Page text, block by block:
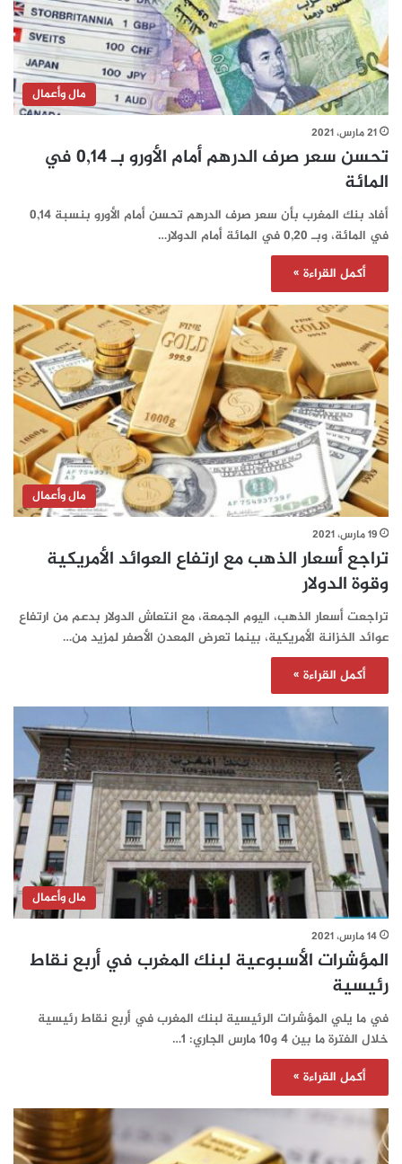
مال وأعمال
21 مارس، 2021
تحسن سعر صرف الدرهم أمام الأورو بـ 0,14 في
المائة
أفاد بنك المغرب بأن سعر صرف الدرهم تحسن أمام الأورو بنسبة 0,14
في المائة، وبـ 0,20 في المائة أمام الدولار…
أكمل القراءة »
مال وأعمال
19 مارس، 2021
تراجع أسعار الذهب مع ارتفاع العوائد الأمريكية
وقوة الدولار
تراجعت أسعار الذهب، اليوم الجمعة، مع انتعاش الدولار بدعم من ارتفاع
عوائد الخزانة الأمريكية، بينما تعرض المعدن الأصفر لمزيد من…
أكمل القراءة »
مال وأعمال
14 مارس، 2021
المؤشرات الأسبوعية لبنك المغرب في أربع نقاط
رئيسية
في ما يلي المؤشرات الرئيسية لبنك المغرب في أربع نقاط رئيسية
خلال الفترة ما بين 4 و10 مارس الجاري: 1…
أكمل القراءة »